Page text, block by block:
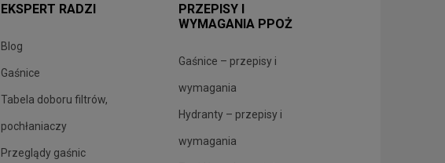
EKSPERT RADZI
Blog
Gaśnice
Tabela doboru filtrów,
pochłaniaczy
Przeglądy gaśnic
PRZEPISY I
WYMAGANIA PPOŻ
Gaśnice – przepisy i
wymagania
Hydranty – przepisy i
wymagania